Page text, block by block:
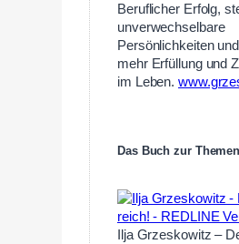
Beruflicher Erfolg,
unverwechselbare
Persönlichkeiten
mehr Erfüllung und
im Leben.
Das Buch zur
Ilja Grzeskowitz –